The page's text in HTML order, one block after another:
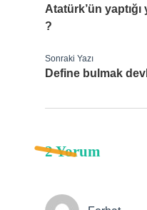
Atatürk’ün
?
Sonraki Yazı
Define bulmak
2 Yorum